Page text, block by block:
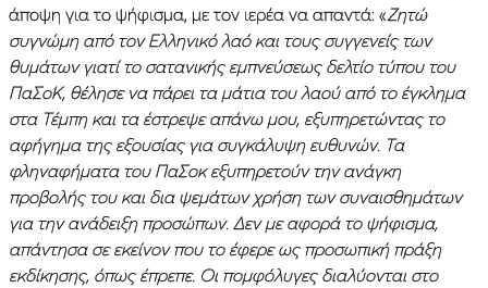
άποψη για το ψήφισμα, με τον ιερέα να απαντά: «Ζητώ
συγνώμη από τον Ελληνικό λαό και τους συγγενείς των
θυμάτων γιατί το σατανικής εμπνεύσεως δελτίο τύπου του
ΠαΣοΚ, θέλησε να πάρει τα μάτια του λαού από το έγκλημα
στα Τέμπη και τα έστρεψε απάνω μου, εξυπηρετώντας το
αφήγημα της εξουσίας για συγκάλυψη ευθυνών. Τα
φληναφήματα του ΠαΣοκ εξυπηρετούν την ανάγκη
προβολής του και δια ψεμάτων χρήση των συναισθημάτων
για την ανάδειξη προσώπων. Δεν με αφορά το ψήφισμα,
απάντησα σε εκείνον που το έφερε ως προσωπική πράξη
εκδίκησης, όπως έπρεπε. Οι πομφόλυγες διαλύονται στο